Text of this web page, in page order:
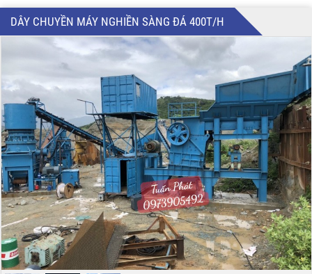
DÂY CHUYỀN MÁY NGHIỀN SÀNG ĐÁ 400T/H